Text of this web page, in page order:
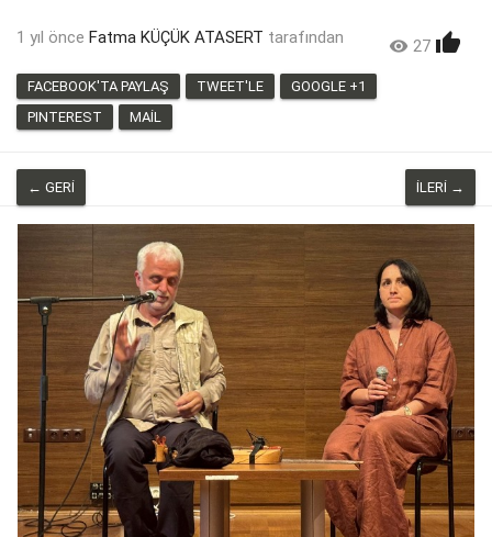
1 yıl önce Fatma KÜÇÜK ATASERT tarafından  27 
FACEBOOK'TA PAYLAŞ TWEET'LE
GOOGLE +1
PINTEREST
MAIL
← GERI İLERI →